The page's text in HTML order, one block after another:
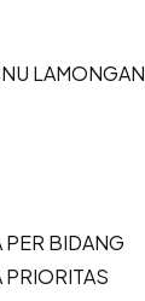
LAMONGAN
PER BIDANG
PRIORITAS